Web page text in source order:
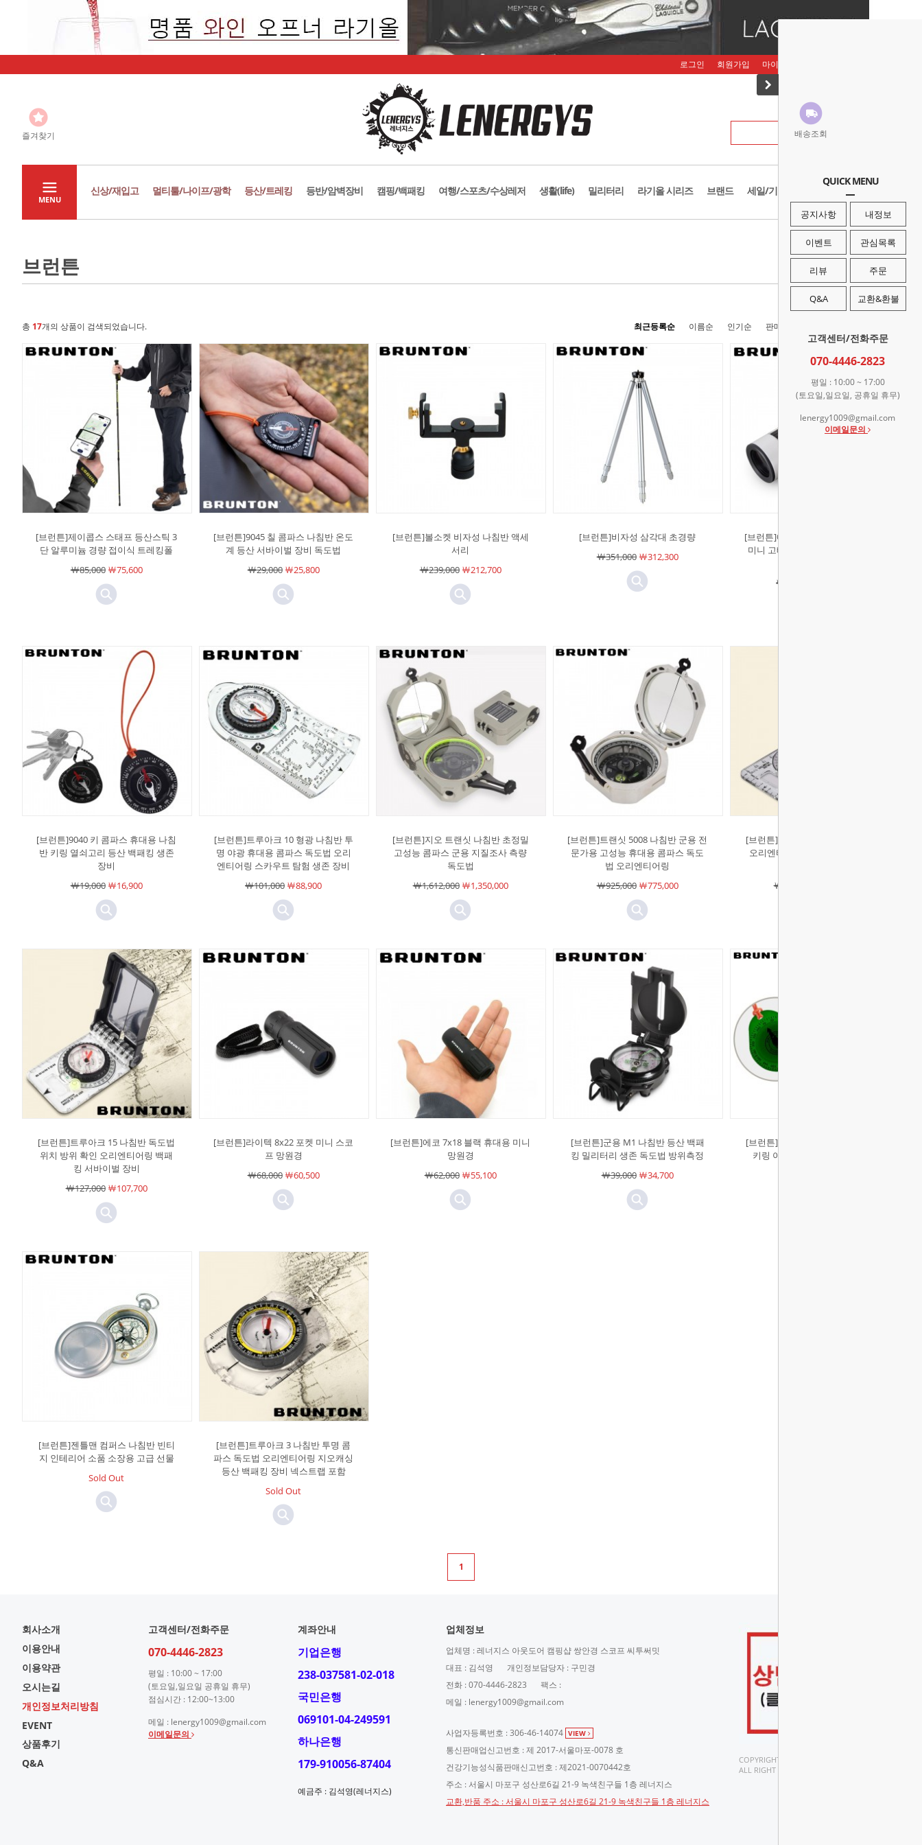
배송조회
QUICK MENU
공지사항 내정보
이벤트 관심목록
리뷰 주문
Q&A 교환&환불
고객센터/전화주문
070-4446-2823
평일 : 10:00 ~ 17:00
(토요일,일요일, 공휴일 휴무)
lenergy1009@gmail.com
이메일문의
로그인 회원가입 마이페이지
즐겨찾기
MENU
신상/재입고 멀티툴/나이프/광학 등산/트레킹 등반/암벽장비 캠핑/백패킹 여행/스포츠/수상레저 생활(life) 밀리터리 라기올 시리즈 브랜드 세일/기획존
브런튼
총 17개의 상품이 검색되었습니다. 최근등록순 이름순 인기순 판매순
[브런튼]제이콥스 스태프 등산스틱 3
단 알루미늄 경량 접이식 트레킹폴
￦85,000￦75,600
[브런튼]9045 칠 콤파스 나침반 온도
계 등산 서바이벌 장비 독도법
￦29,000￦25,800
[브런튼]볼소켓 비자성 나침반 액세
서리
￦239,000￦212,700
[브런튼]비자성 삼각대 초경량
￦351,000￦312,300
[브런튼]에코 줌 10-30x21 V2 휴대용
미니 고배율 망원경 포켓스코프 단
￦107,000
[브런튼]9040 키 콤파스 휴대용 나침
반 키링 열쇠고리 등산 백패킹 생존
장비
￦19,000￦16,900
[브런튼]트루아크 10 형광 나침반 투
명 야광 휴대용 콤파스 독도법 오리
엔티어링 스카우트 탐험 생존 장비
￦101,000￦88,900
[브런튼]지오 트랜싯 나침반 초정밀
고성능 콤파스 군용 지질조사 측량
독도법
￦1,612,000￦1,350,000
[브런튼]트랜싯 5008 나침반 군용 전
문가용 고성능 휴대용 콤파스 독도
법 오리엔티어링
￦925,000￦775,000
[브런튼]트루아크 20 나침반 독도법
오리엔티어링 등산 백패킹 휴대용
￦157,000
[브런튼]트루아크 15 나침반 독도법
위치 방위 확인 오리엔티어링 백패
킹 서바이벌 장비
￦127,000￦107,700
[브런튼]라이텍 8x22 포켓 미니 스코
프 망원경
￦68,000￦60,500
[브런튼]에코 7x18 블랙 휴대용 미니
망원경
￦62,000￦55,100
[브런튼]군용 M1 나침반 등산 백패
킹 밀리터리 생존 독도법 방위측정
￦39,000￦34,700
[브런튼]9041 글로우 콤파스 나침반
키링 야광 등산 백패킹 방위측정
[브런튼]젠틀맨 컴퍼스 나침반 빈티
지 인테리어 소품 소장용 고급 선물
Sold Out
[브런튼]트루아크 3 나침반 투명 콤
파스 독도법 오리엔티어링 지오캐싱
등산 백패킹 장비 넥스트랩 포함
Sold Out
1
회사소개
이용안내
이용약관
오시는길
개인정보처리방침
EVENT
상품후기
Q&A
고객센터/전화주문
070-4446-2823
평일 : 10:00 ~ 17:00
(토요일,일요일 공휴일 휴무)
점심시간 : 12:00~13:00
메일 : lenergy1009@gmail.com
이메일문의
계좌안내
기업은행
238-037581-02-018
국민은행
069101-04-249591
하나은행
179-910056-87404
예금주 : 김석영(레너지스)
업체정보
업체명 : 레너지스 아웃도어 캠핑샵 쌍안경 스코프 씨투써밋
대표 : 김석영
개인정보담당자 : 구민경
전화 : 070-4446-2823
팩스 :
메일 : lenergy1009@gmail.com
사업자등록번호 : 306-46-14074 VIEW
통신판매업신고번호 : 제 2017-서울마포-0078 호
건강기능성식품판매신고번호 : 제2021-0070442호
주소 : 서울시 마포구 성산로6길 21-9 녹색친구들 1층 레너지스
교환,반품 주소 : 서울시 마포구 성산로6길 21-9 녹색친구들 1층 레너지스
COPYRIGHT(C).
ALL RIGHT RESERVED.